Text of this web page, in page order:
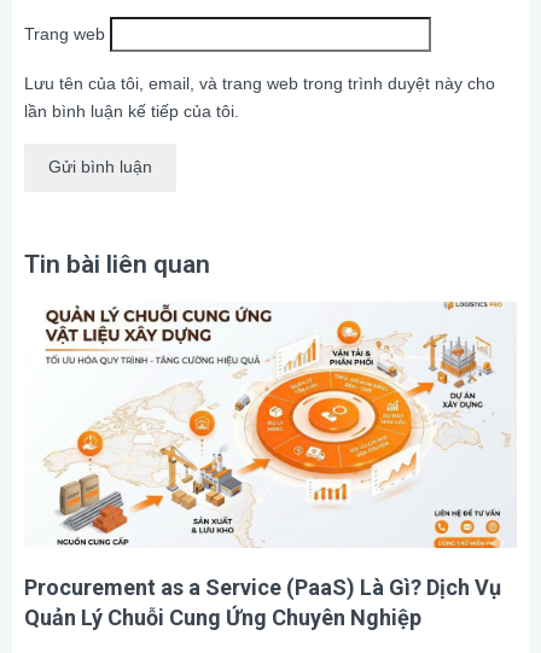
Trang web
Lưu tên của tôi, email, và trang web trong trình duyệt này cho
lần bình luận kế tiếp của tôi.
Tin bài liên quan
Procurement as a Service (PaaS) Là Gì? Dịch Vụ
Quản Lý Chuỗi Cung Ứng Chuyên Nghiệp